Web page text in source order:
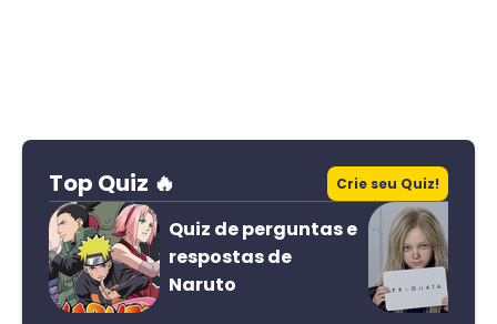
Top Quiz 🔥 Crie seu Quiz!
Quiz de perguntas e
respostas de
Naruto